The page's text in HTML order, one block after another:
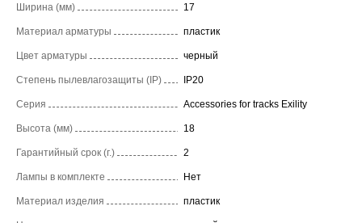
Ширина (мм) 17
Материал арматуры пластик
Цвет арматуры черный
Степень пылевлагозащиты (IP) IP20
Серия Accessories for tracks Exility
Высота (мм) 18
Гарантийный срок (г.) 2
Лампы в комплекте Нет
Материал изделия пластик